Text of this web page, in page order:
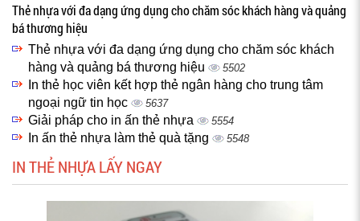
Thẻ nhựa với đa dạng ứng dụng cho chăm sóc khách hàng và quảng
bá thương hiệu
Thẻ nhựa với đa dạng ứng dụng cho chăm sóc khách
hàng và quảng bá thương hiệu
5502
In thẻ học viên kết hợp thẻ ngân hàng cho trung tâm
ngoại ngữ tin học
5637
Giải pháp cho in ấn thẻ nhựa 5554
In ấn thẻ nhựa làm thẻ quà tặng 5548
IN THẺ NHỰA LẤY NGAY